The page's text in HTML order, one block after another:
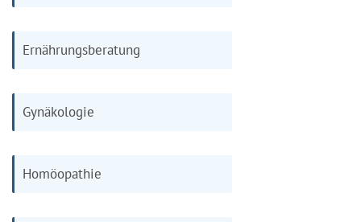
Ernährungsberatung
Gynäkologie
Homöopathie